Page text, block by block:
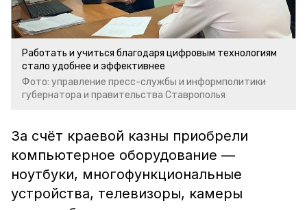
Работать и учиться благодаря цифровым технологиям
стало удобнее и эффективнее
Фото: управление пресс-службы и информполитики
губернатора и правительства Ставрополья
За счёт краевой казны приобрели
компьютерное оборудование —
ноутбуки, многофункциональные
устройства, телевизоры, камеры